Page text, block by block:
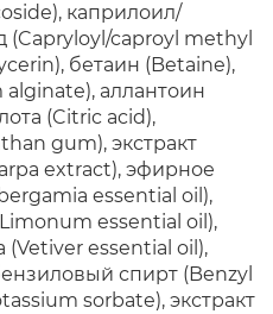
каприлоил/
caproyl methyl
бетаин (Betaine),
alginate), аллантоин
(Citric acid),
gum), экстракт
extract), эфирное
essential oil),
essential oil),
essential oil),
спирт (Benzyl
sorbate), экстракт